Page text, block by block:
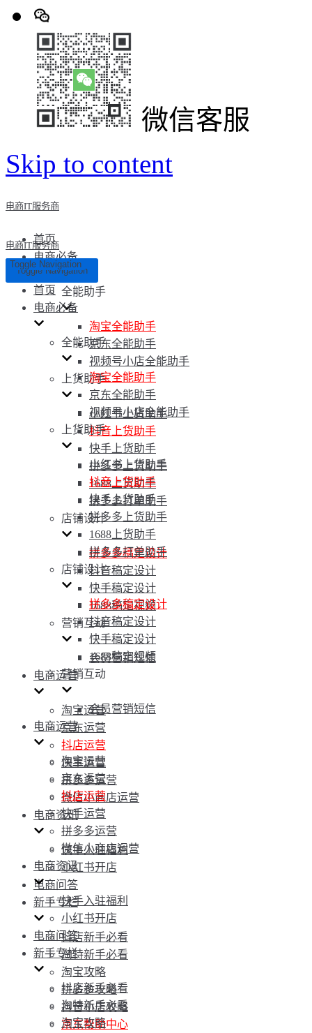
微信客服
Skip to content
电商IT服务商
首页
电商必备
全能助手
淘宝全能助手
京东全能助手
视频号小店全能助手
上货助手
小红书上货助手
抖音上货助手
快手上货助手
拼多多上货助手
1688上货助手
拼多多打单助手
店铺设计
拼多多稿定设计
抖音稿定设计
快手稿定设计
1688稿定视频
营销互动
会员营销短信
电商运营
淘宝运营
京东运营
抖店运营
快手运营
拼多多运营
微信小商店运营
电商资讯
快手入驻福利
小红书开店
电商问答
新手专栏
抖店新手必看
淘特新手必看
淘宝攻略
拼多多攻略
抖音小店攻略
京东帮助中心
电商IT服务商
Toggle Navigation
Toggle Navigation
首页
电商必备
全能助手
淘宝全能助手
京东全能助手
视频号小店全能助手
上货助手
小红书上货助手
抖音上货助手
快手上货助手
拼多多上货助手
1688上货助手
拼多多打单助手
店铺设计
拼多多稿定设计
抖音稿定设计
快手稿定设计
1688稿定视频
营销互动
会员营销短信
电商运营
淘宝运营
京东运营
抖店运营
快手运营
拼多多运营
微信小商店运营
电商资讯
快手入驻福利
小红书开店
电商问答
新手专栏
抖店新手必看
淘特新手必看
淘宝攻略